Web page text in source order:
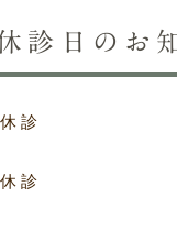
診日のお
診
診